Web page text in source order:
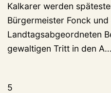
Kalkarer werden
Bürgermeister Fonck
Landtagsabgeordneten
gewaltigen Tritt in den
5